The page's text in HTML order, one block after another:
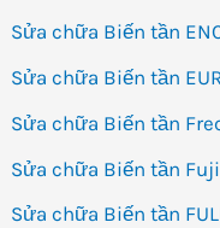
Sửa chữa Biến tần
Sửa chữa Biến tần
Sửa chữa Biến tần
Sửa chữa Biến tần Fuji
Sửa chữa Biến tần